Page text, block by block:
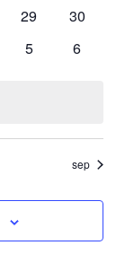
0
29
0
30
0
5
0
6
sep